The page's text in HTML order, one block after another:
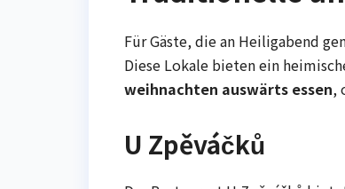
Für Gäste, die an Heiligabend
Diese Lokale bieten ein
weihnachten auswärts essen,
U Zpěváčků